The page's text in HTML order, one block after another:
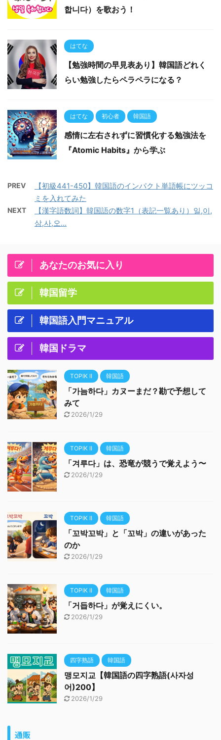
합니다）を歌おう！
はてな
【勉強時間の早見表あり】韓国語どれく
らい勉強したらペラペラになる？
はてな 初心者 韓国語
感情に左右されずに習慣化する勉強法を
『Atomic Habits』から学ぶ
PREV
【初級441-450】韓国語のインパクト単語帳にツッコ
ミを入れてみた
NEXT
【漢字語数詞】韓国語の数字1（表記一覧あり）일,이,
삼,사,오...
あなたのお気に入り
韓国留学
韓国語入門マニュアル
韓国ドラマ
TOPIK II 韓国語
「가늠하다」カヌーまだ？勘で予想して
みて
2026/1/29
TOPIK II 韓国語
「겨루다」は、恐竜が競うで覚えよう〜
2026/1/29
TOPIK II 韓国語
「꼬박꼬박」と「꼬박」の違いがあった
のか
2026/1/29
TOPIK II 韓国語
「거듭하다」が覚えにくい。
2026/1/29
四字熟語 韓国語
맹모지교【韓国語の四字熟語(사자성
어)200】
2026/1/29
通販